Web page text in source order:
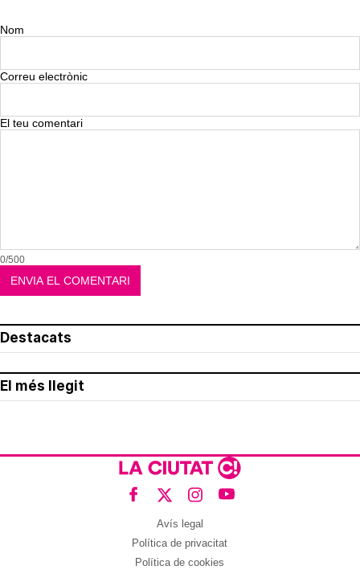
Nom
Correu electrònic
El teu comentari
0/500
Destacats
El més llegit
Avís legal
Política de privacitat
Política de cookies